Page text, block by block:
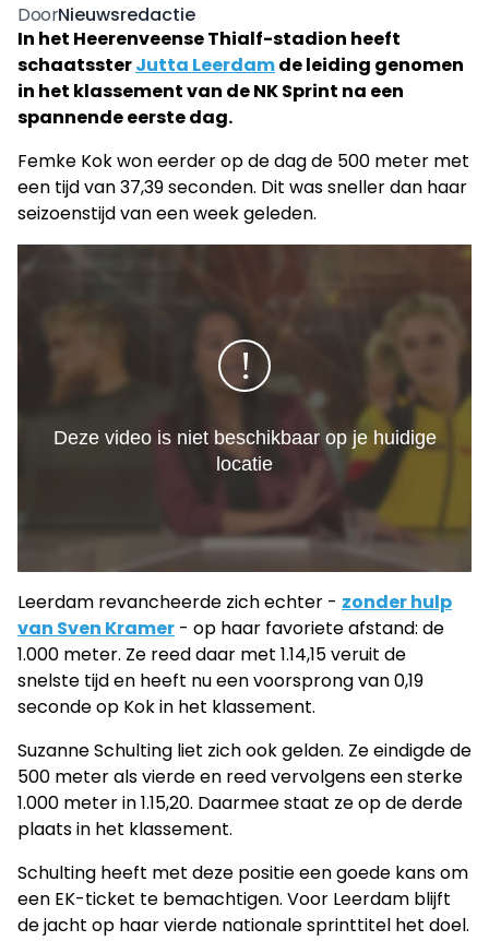
DoorNieuwsredactie
In het Heerenveense Thialf-stadion heeft
schaatssterJutta Leerdamde leiding genomen
in het klassement van de NK Sprint na een
spannende eerste dag.
Femke Kok won eerder op de dag de 500 meter met
een tijd van 37,39 seconden. Dit was sneller dan haar
seizoenstijd van een week geleden.
Leerdam revancheerde zich echter - zonder hulp
van Sven Kramer - op haar favoriete afstand: de
1.000 meter. Ze reed daar met 1.14,15 veruit de
snelste tijd en heeft nu een voorsprong van 0,19
seconde op Kok in het klassement.
Suzanne Schulting liet zich ook gelden. Ze eindigde de
500 meter als vierde en reed vervolgens een sterke
1.000 meter in 1.15,20. Daarmee staat ze op de derde
plaats in het klassement.
Schulting heeft met deze positie een goede kans om
een EK-ticket te bemachtigen. Voor Leerdam blijft
de jacht op haar vierde nationale sprinttitel het doel.